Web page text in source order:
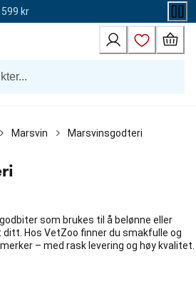
kr
Marsvin Marsvinsgodteri
som brukes til å belønne eller
Hos VetZoo finner du smakfulle og
– med rask levering og høy kvalitet.